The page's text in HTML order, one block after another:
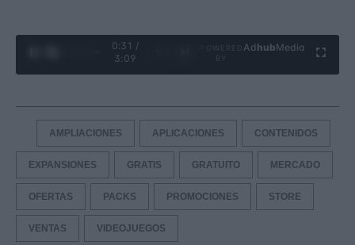
0:32 /
3:09
Ad hubMedia
AMPLIACIONES APLICACIONES CONTENIDOS
EXPANSIONES GRATIS GRATUITO MERCADO
OFERTAS PACKS PROMOCIONES STORE
VENTAS VIDEOJUEGOS